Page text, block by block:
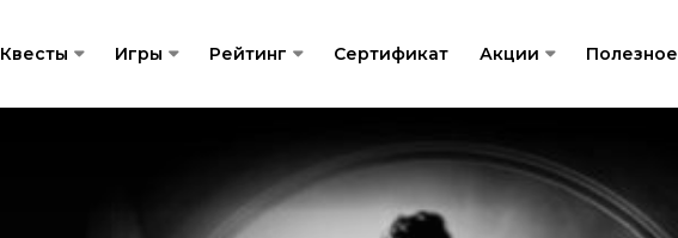
Квесты Игры Рейтинг Сертификат Акции Полезное